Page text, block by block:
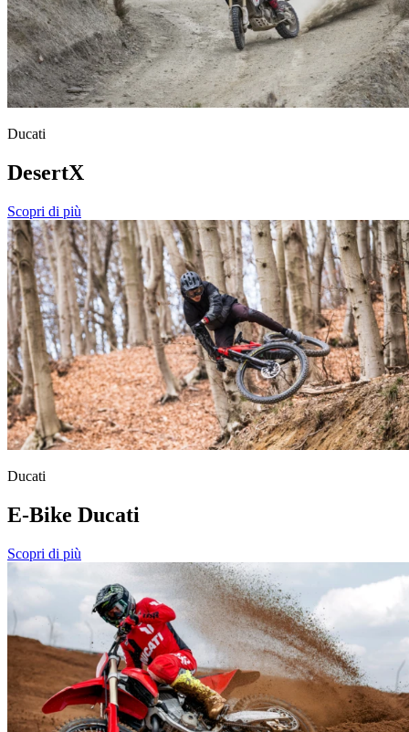
Ducati
DesertX
Scopri di più
Ducati
E-Bike Ducati
Scopri di più